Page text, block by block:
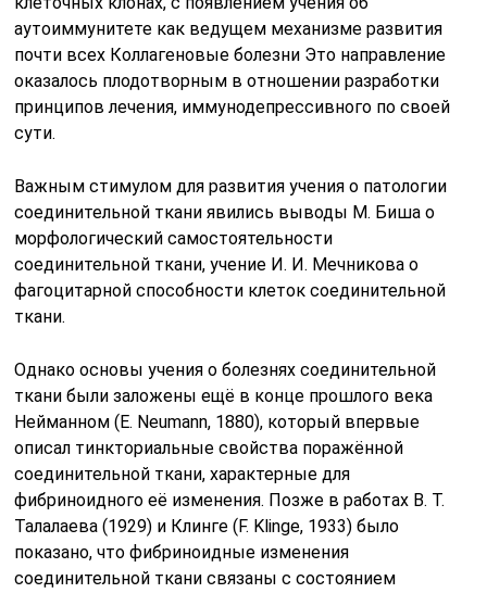
аутоиммунитете как ведущем механизме развития
почти всех Коллагеновые болезни Это направление
оказалось плодотворным в отношении разработки
принципов лечения, иммунодепрессивного по своей
сути.
Важным стимулом для развития учения о патологии
соединительной ткани явились выводы М. Биша о
морфологический самостоятельности
соединительной ткани, учение И. И. Мечникова о
фагоцитарной способности клеток соединительной
ткани.
Однако основы учения о болезнях соединительной
ткани были заложены ещё в конце прошлого века
Нейманном (Е. Neumann, 1880), который впервые
описал тинкториальные свойства поражённой
соединительной ткани, характерные для
фибриноидного её изменения. Позже в работах В. Т.
Талалаева (1929) и Клинге (F. Klinge, 1933) было
показано, что фибриноидные изменения
соединительной ткани связаны с состоянием